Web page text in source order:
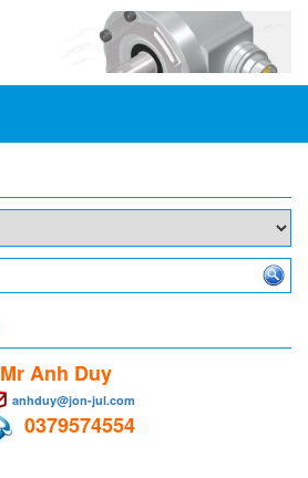
Mr Anh Duy
anhduy@jon-jul.com
0379574554